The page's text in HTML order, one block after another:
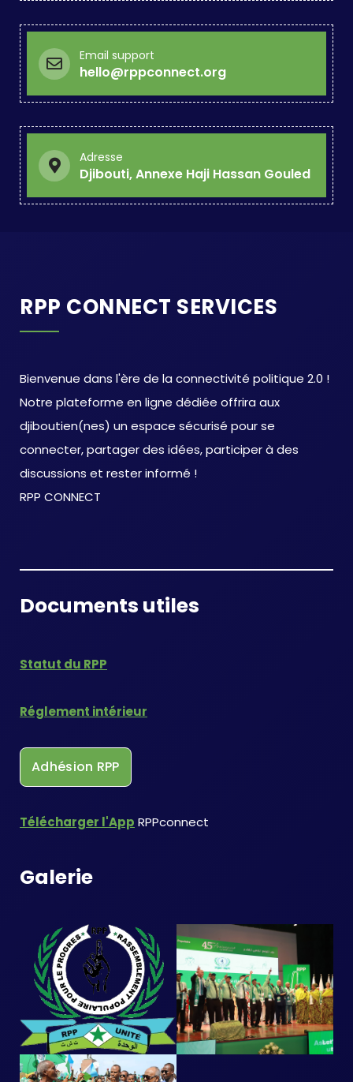
Email support
hello@rppconnect.org
Adresse
Djibouti, Annexe Haji Hassan Gouled
RPP CONNECT SERVICES
Bienvenue dans l'ère de la connectivité politique 2.0 !
Notre plateforme en ligne dédiée offrira aux
djiboutien(nes) un espace sécurisé pour se
connecter, partager des idées, participer à des
discussions et rester informé !
RPP CONNECT
Documents utiles
Statut du RPP
Réglement intérieur
Adhésion RPP
Télécharger l'App RPPconnect
Galerie